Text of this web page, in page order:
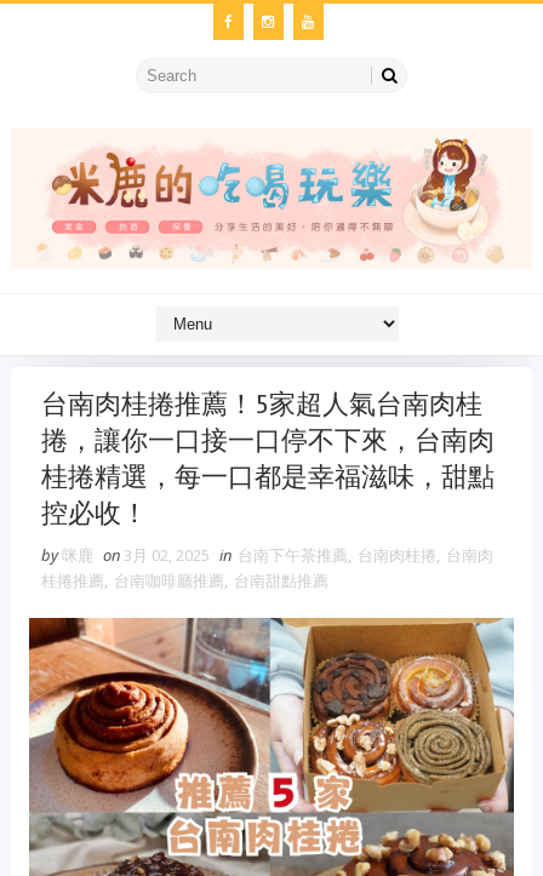
台南肉桂捲推薦！5家超人氣台南肉桂
捲，讓你一口接一口停不下來，台南肉
桂捲精選，每一口都是幸福滋味，甜點
控必收！
by咪鹿 on 3月 02, 2025 in 台南下午茶推薦, 台南肉桂捲, 台南肉
桂捲推薦, 台南咖啡廳推薦, 台南甜點推薦
冷氣維修
維修冷氣
冷氣維修 官網 大金冷
氣維修
眼鏡蛇粉
眼鏡蛇粉膠囊
蛇粉推薦
蛇粉哪裡買
純蛇粉
工程 一家倫